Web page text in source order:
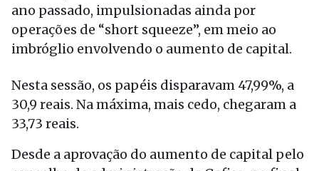
ano passado, impulsionadas ainda por
operações de “short squeeze”, em meio ao
imbróglio envolvendo o aumento de capital.
Nesta sessão, os papéis disparavam 47,99%, a
30,9 reais. Na máxima, mais cedo, chegaram a
33,73 reais.
Desde a aprovação do aumento de capital pelo